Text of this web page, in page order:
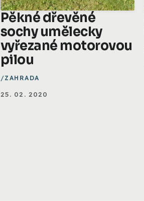
Pěkné dřevěné
sochy umělecky
vyřezané motorovou
pilou
ZAHRADA
25. 02. 2020